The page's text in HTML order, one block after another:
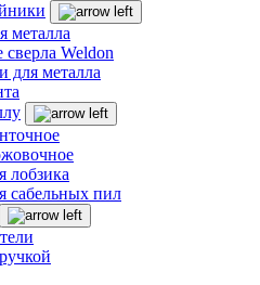
металла
Weldon
для металла
лобзика
сабельных пил